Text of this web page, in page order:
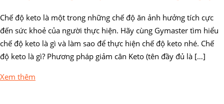
Chế độ keto là một trong những chế độ ăn ảnh hưởng tích cực
đến sức khoẻ của người thực hiện. Hãy cùng Gymaster tìm hiểu
chế độ keto là gì và làm sao để thực hiện chế độ keto nhé. Chế
độ keto là gì? Phương pháp giảm cân Keto (tên đầy đủ là […]
Xem thêm